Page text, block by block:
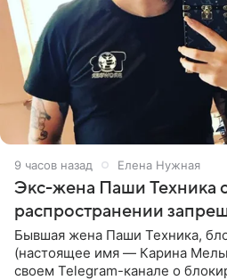
9 часов назад Елена Нужная
Экс-жена Паши Техника
распространении
Бывшая жена Паши Техника,
(настоящее имя — Карина
своем Telegram-канале о